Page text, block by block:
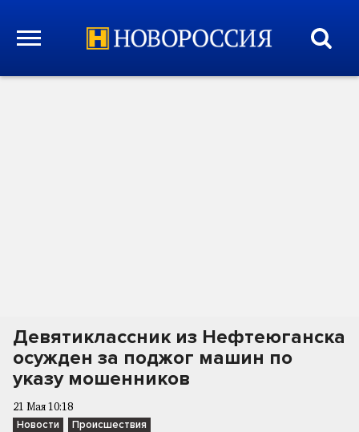
Девятиклассник из Нефтеюганска
осужден за поджог машин по
указу мошенников
21 Мая 10:18
Новости Происшествия